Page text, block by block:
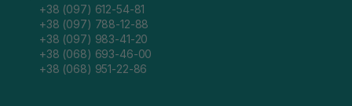
+38 (097) 612-54-81
+38 (097) 788-12-88
+38 (097) 983-41-20
+38 (068) 693-46-00
+38 (068) 951-22-86